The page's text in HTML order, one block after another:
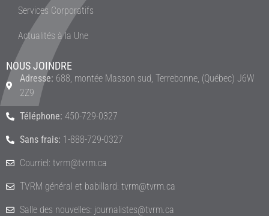
Services Corporatifs
Actualités à la Une
NOUS JOINDRE
Adresse: 688, montée Masson sud, Terrebonne, (Québec) J6W
2Z9
Téléphone: 450-729-0327
Sans frais: 1-888-729-0327
Courriel: tvrm@tvrm.ca
TVRM général et babillard: tvrm@tvrm.ca
Salle des nouvelles: journalistes@tvrm.ca